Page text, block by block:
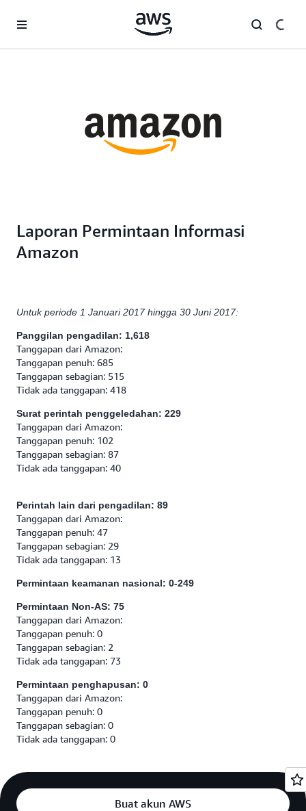
Laporan Permintaan Informasi
Amazon
Untuk periode 1 Januari 2017 hingga 30 Juni 2017:
Panggilan pengadilan: 1,618
Tanggapan dari Amazon:
Tanggapan penuh: 685
Tanggapan sebagian: 515
Tidak ada tanggapan: 418
Surat perintah penggeledahan: 229
Tanggapan dari Amazon:
Tanggapan penuh: 102
Tanggapan sebagian: 87
Tidak ada tanggapan: 40
Perintah lain dari pengadilan: 89
Tanggapan dari Amazon:
Tanggapan penuh: 47
Tanggapan sebagian: 29
Tidak ada tanggapan: 13
Permintaan keamanan nasional: 0-249
Permintaan Non-AS: 75
Tanggapan dari Amazon:
Tanggapan penuh: 0
Tanggapan sebagian: 2
Tidak ada tanggapan: 73
Permintaan penghapusan: 0
Tanggapan dari Amazon:
Tanggapan penuh: 0
Tanggapan sebagian: 0
Tidak ada tanggapan: 0
Buat akun AWS